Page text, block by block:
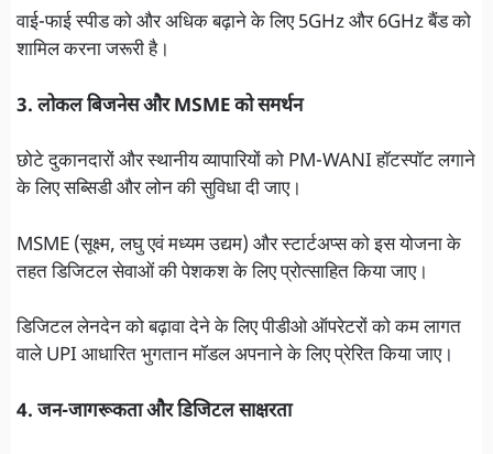
वाई-फाई स्पीड को और अधिक बढ़ाने के लिए 5GHz और 6GHz बैंड को
शामिल करना जरूरी है।
3. लोकल बिजनेस और MSME को समर्थन
छोटे दुकानदारों और स्थानीय व्यापारियों को PM-WANI हॉटस्पॉट लगाने
के लिए सब्सिडी और लोन की सुविधा दी जाए।
MSME (सूक्ष्म, लघु एवं मध्यम उद्यम) और स्टार्टअप्स को इस योजना के
तहत डिजिटल सेवाओं की पेशकश के लिए प्रोत्साहित किया जाए।
डिजिटल लेनदेन को बढ़ावा देने के लिए पीडीओ ऑपरेटरों को कम लागत
वाले UPI आधारित भुगतान मॉडल अपनाने के लिए प्रेरित किया जाए।
4. जन-जागरूकता और डिजिटल साक्षरता